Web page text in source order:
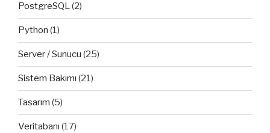
PostgreSQL(2)
Python (1)
Server / Sunucu (25)
Sistem Bakımı (21)
Tasarım (5)
Veritabanı (17)